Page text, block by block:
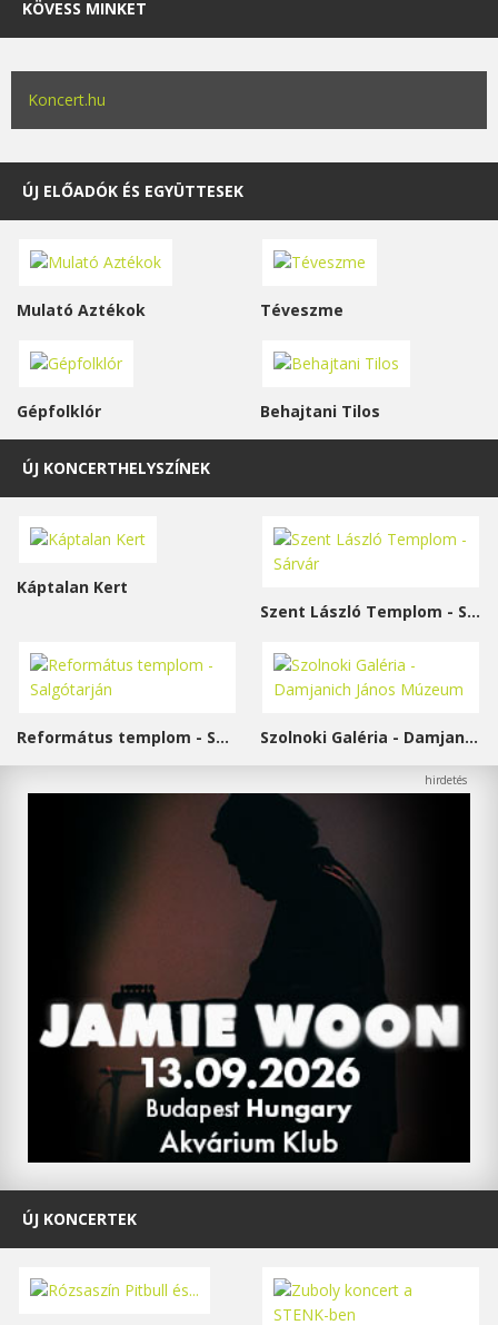
KÖVESS MINKET
Koncert.hu
ÚJ ELŐADÓK ÉS EGYÜTTESEK
Mulató Aztékok Téveszme
Gépfolklór Behajtani Tilos
ÚJ KONCERTHELYSZÍNEK
Káptalan Kert
Szent László Templom - Sárvár
Református templom - Salgótarján Szolnoki Galéria - Damjanich János Múzeum
ÚJ KONCERTEK